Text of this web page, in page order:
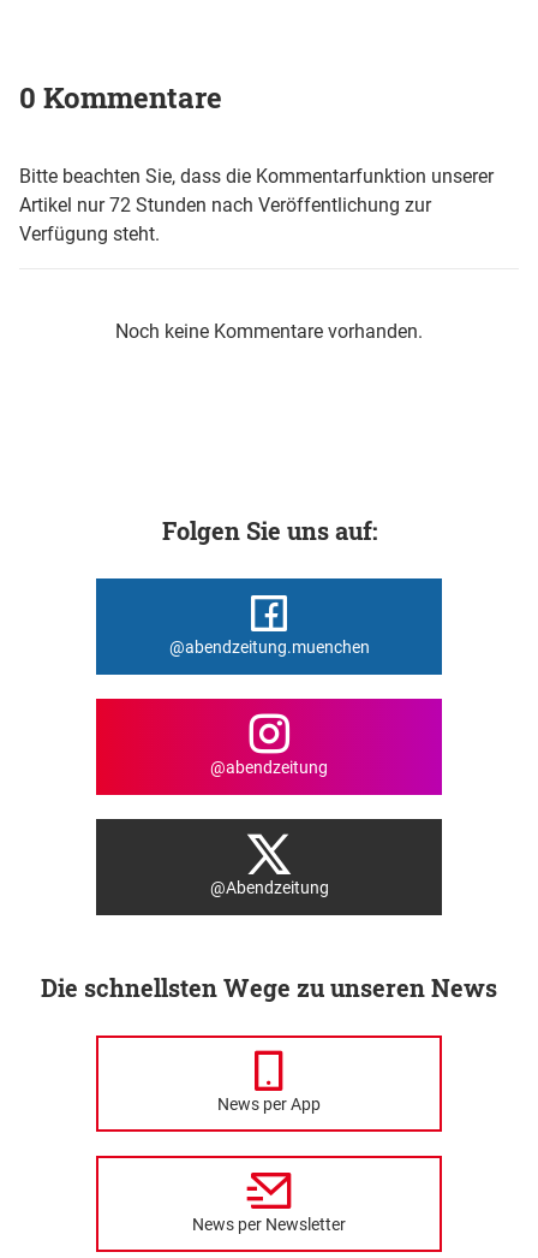
0 Kommentare
Bitte beachten Sie, dass die Kommentarfunktion unserer
Artikel nur 72 Stunden nach Veröffentlichung zur
Verfügung steht.
Noch keine Kommentare vorhanden.
Folgen Sie uns auf:
@abendzeitung.muenchen
@abendzeitung
@Abendzeitung
Die schnellsten Wege zu unseren News
News per App
News per Newsletter